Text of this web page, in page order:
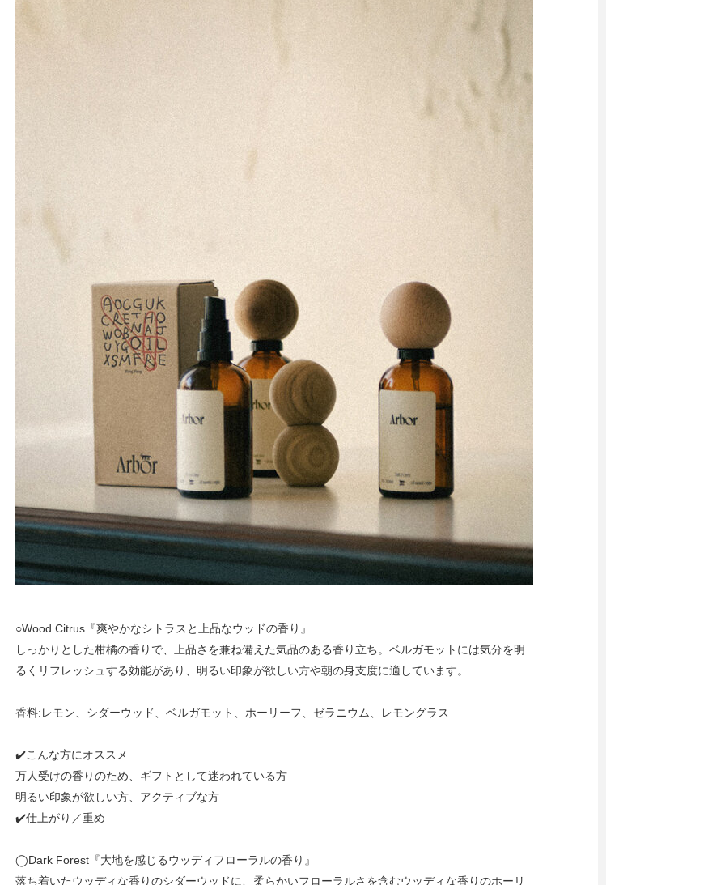
○Wood Citrus『爽やかなシトラスと上品なウッドの香り』
しっかりとした柑橘の香りで、上品さを兼ね備えた気品のある香り立ち。ベルガモットには気分を明
るくリフレッシュする効能があり、明るい印象が欲しい方や朝の身支度に適しています。
香料:レモン、シダーウッド、ベルガモット、ホーリーフ、ゼラニウム、レモングラス
✔️こんな方にオススメ
万人受けの香りのため、ギフトとして迷われている方
明るい印象が欲しい方、アクティブな方
✔️仕上がり／重め
◯Dark Forest『大地を感じるウッディフローラルの香り』
落ち着いたウッディな香りのシダーウッドに、柔らかいフローラルさを含むウッディな香りのホーリ